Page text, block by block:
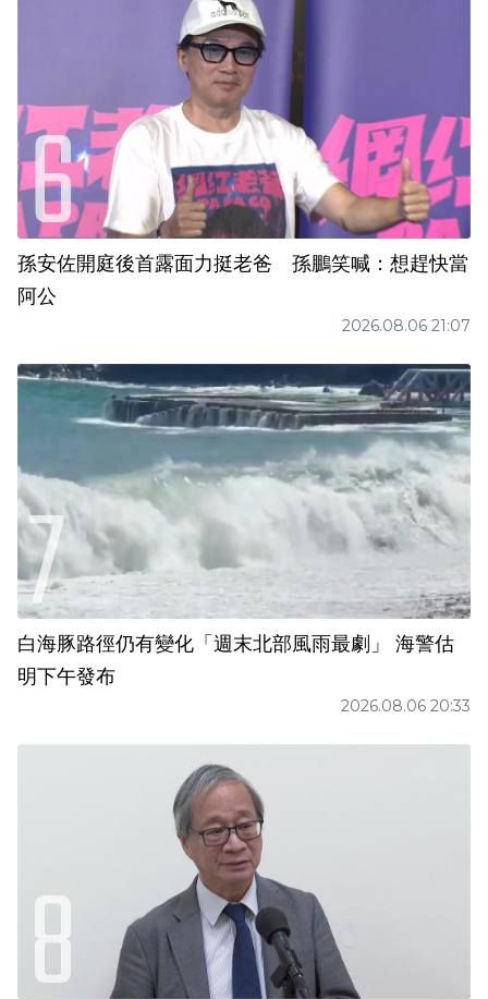
孫安佐開庭後首露面力挺老爸 孫鵬笑喊：想趕快當
阿公
2026.08.06 21:07
白海豚路徑仍有變化「週末北部風雨最劇」 海警估
明下午發布
2026.08.06 20:33